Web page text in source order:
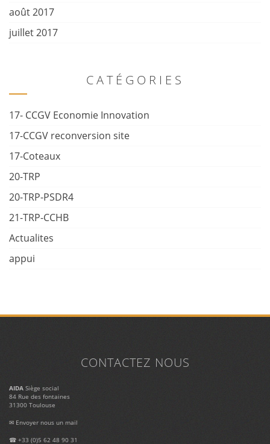
août 2017
juillet 2017
CATÉGORIES
17- CCGV Economie Innovation
17-CCGV reconversion site
17-Coteaux
20-TRP
20-TRP-PSDR4
21-TRP-CCHB
Actualites
appui
CONTACTEZ NOUS
AIDA Siège social
84 Rue des fontaines
31300 Toulouse
✉ Envoyer nous un mail
☎ +33 (0)5 62 48 90 31